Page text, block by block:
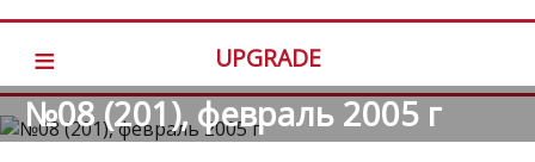
≡ UPGRADE
№08 (201), февраль 2005 г